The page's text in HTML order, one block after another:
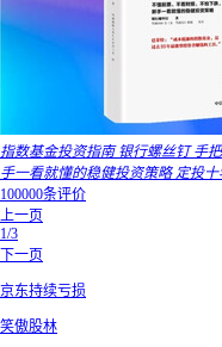
指数基金投资指南 银行螺丝钉 手
手一看就懂的稳健投资策略 定投
100000条评价
上一页
1/3
下一页
京东持续亏损
笑傲股林